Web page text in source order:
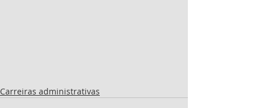
Carreiras administrativas